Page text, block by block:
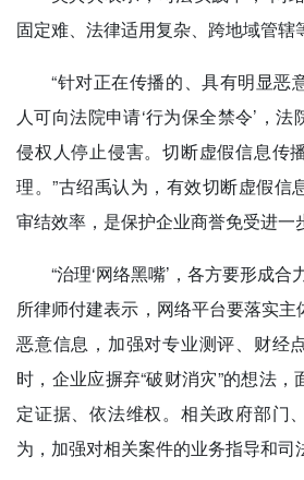
固定难、法律适用复杂、跨地域管辖
“针对正在传播的、具有明显恶
人可向法院申请‘行为保全禁令’，
侵权人停止侵害。切断虚假信息传
理。”古绍禹认为，有效切断虚假信
审结效率，是保护企业商誉免受进一
“治理‘网络黑嘴’，各方要形成合
所律师付建表示，网络平台要落实
恶意信息，加强对专业测评、财经
时，企业应摒弃“破财消灾”的想法
定证据、依法维权。相关政府部门
为，加强对相关案件的业务指导和司